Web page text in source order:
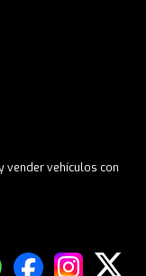
vender vehículos con